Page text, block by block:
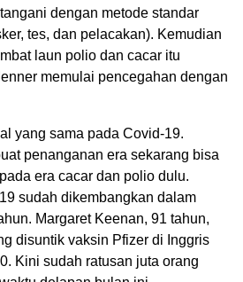
dengan metode standar
tes, dan pelacakan). Kemudian
laun polio dan cacar itu
memulai pencegahan dengan
yang sama pada Covid-19.
penanganan era sekarang bisa
era cacar dan polio dulu.
sudah dikembangkan dalam
Margaret Keenan, 91 tahun,
disuntik vaksin Pfizer di Inggris
Kini sudah ratusan juta orang